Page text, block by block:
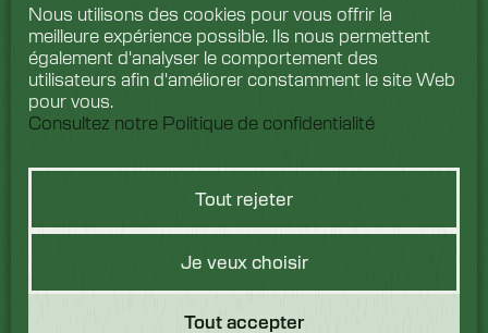
Nous utilisons des cookies pour vous offrir la
meilleure expérience possible. Ils nous permettent
également d'analyser le comportement des
utilisateurs afin d'améliorer constamment le site Web
pour vous.
Consultez notre Politique de confidentialité
Tout rejeter
Je veux choisir
Tout accepter
Vous avez une
question ?